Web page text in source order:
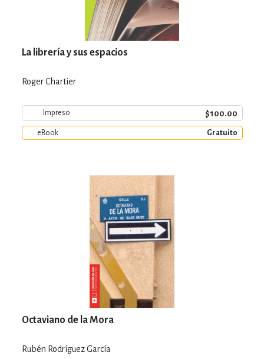
La librería y sus espacios
Roger Chartier
Impreso $100.00
eBook Gratuito
Octaviano de la Mora
Rubén Rodríguez García